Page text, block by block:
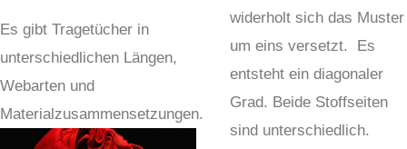
Es gibt Tragetücher in
unterschiedlichen Längen,
Webarten und
Materialzusammensetzungen.
widerholt sich das Muster
um eins versetzt. Es
entsteht ein diagonaler
Grad. Beide Stoffseiten
sind unterschiedlich.